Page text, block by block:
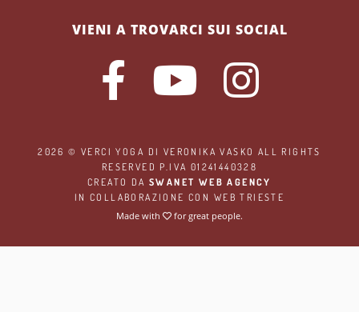
VIENI A TROVARCI SUI SOCIAL
2026 ©VERCI YOGA DI VERONIKA VASKO ALL RIGHTS
RESERVED P.IVA 01241440328
CREATO DASWANET WEB AGENCY
IN COLLABORAZIONE CON WEB TRIESTE
Made with
for great people.